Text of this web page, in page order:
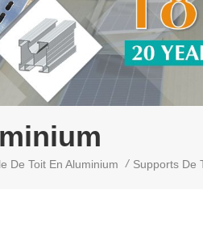
De Toit En Aluminium / Supports De